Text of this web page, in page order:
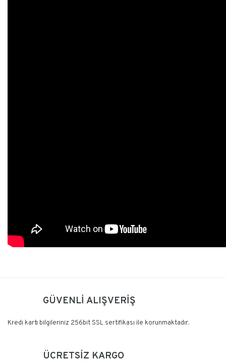
Yorum Yaz
GÜVENLİ ALIŞVERİŞ
Kredi kartı bilgileriniz 256bit SSL sertifikası ile korunmaktadır.
ÜCRETSİZ KARGO